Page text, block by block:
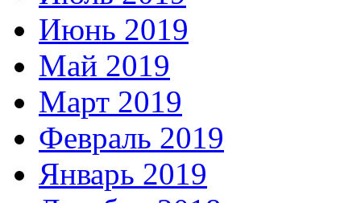
Июнь 2019
Май 2019
Март 2019
Февраль 2019
Январь 2019